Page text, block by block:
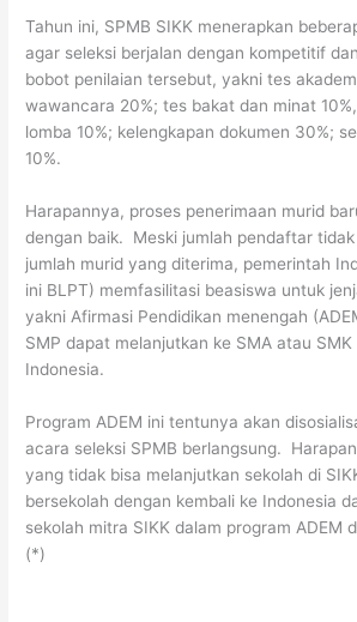
Tahun ini, SPMB SIKK menerapkan
agar seleksi berjalan dengan kompetitif
bobot penilaian tersebut, yakni tes
wawancara 20%; tes bakat dan minat
lomba 10%; kelengkapan dokumen 30%;
10%.
Harapannya, proses penerimaan murid
dengan baik. Meski jumlah pendaftar
jumlah murid yang diterima, pemerintah
ini BLPT) memfasilitasi beasiswa untuk
yakni Afirmasi Pendidikan menengah
SMP dapat melanjutkan ke SMA atau SMK
Indonesia.
Program ADEM ini tentunya akan
acara seleksi SPMB berlangsung.
yang tidak bisa melanjutkan sekolah di
bersekolah dengan kembali ke Indonesia
sekolah mitra SIKK dalam program ADEM
(*)